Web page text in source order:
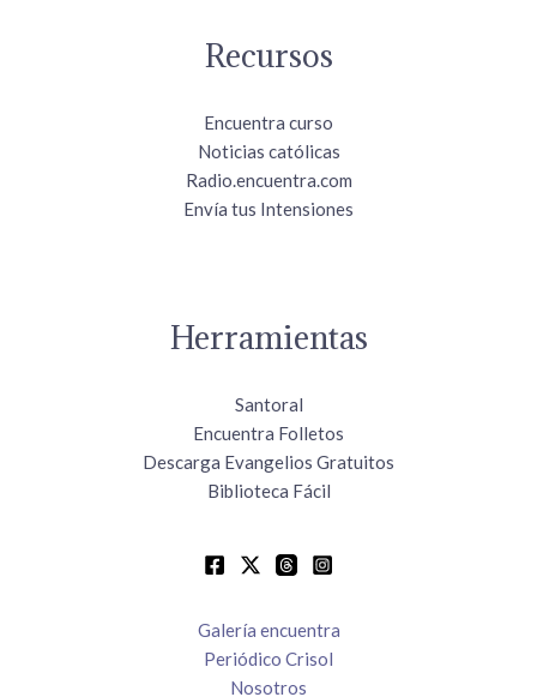
Recursos
Encuentra curso
Noticias católicas
Radio.encuentra.com
Envía tus Intensiones
Herramientas
Santoral
Encuentra Folletos
Descarga Evangelios Gratuitos
Biblioteca Fácil
Galería encuentra
Periódico Crisol
Nosotros